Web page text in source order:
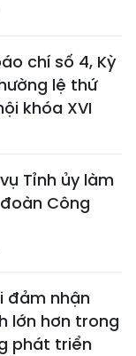
chí số 4, Kỳ
lệ thứ
khóa XVI
Tỉnh ủy làm
Công
đảm nhận
lớn hơn trong
phát triển